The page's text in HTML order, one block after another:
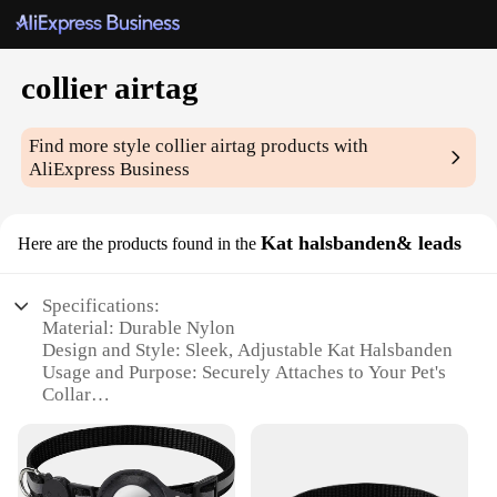
collier airtag
Find more stylecollier airtag products with
AliExpress Business
Here are the products found in the Kat halsbanden& leads
Specifications:
Material: Durable Nylon
Design and Style: Sleek, Adjustable Kat Halsbanden
Usage and Purpose: Securely Attaches to Your Pet's
Collar
and Daily Walks
Shape or Size or Weight or Quantity: Lightweight,
Compact Design